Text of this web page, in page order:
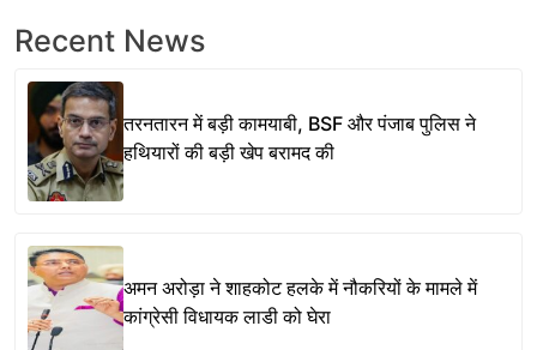
Recent News
तरनतारन में बड़ी कामयाबी, BSF और पंजाब पुलिस ने
हथियारों की बड़ी खेप बरामद की
अमन अरोड़ा ने शाहकोट हलके में नौकरियों के मामले में
कांग्रेसी विधायक लाडी को घेरा